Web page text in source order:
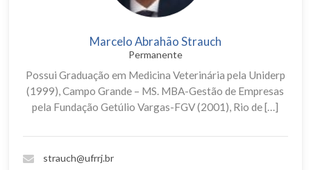
Marcelo Abrahão Strauch
Permanente
Possui Graduação em Medicina Veterinária pela Uniderp
(1999), Campo Grande – MS. MBA-Gestão de Empresas
pela Fundação Getúlio Vargas-FGV (2001), Rio de […]
strauch@ufrrj.br